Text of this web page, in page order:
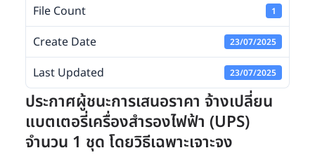
File Count 1
Create Date 23/07/2025
Last Updated 23/07/2025
ประกาศผู้ชนะการเสนอราคา จ้างเปลี่ยน
แบตเตอรี่เครื่องสำรองไฟฟ้า (UPS)
จำนวน 1 ชุด โดยวิธีเฉพาะเจาะจง